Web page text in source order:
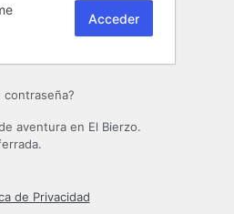
contraseña?
aventura en El Bierzo.
de Privacidad